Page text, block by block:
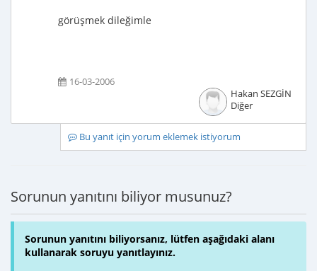
görüşmek dileğimle
16-03-2006
Hakan SEZGİN
Diğer
Bu yanıt için yorum eklemek istiyorum
Sorunun yanıtını biliyor musunuz?
Sorunun yanıtını biliyorsanız, lütfen aşağıdaki alanı
kullanarak soruyu yanıtlayınız.